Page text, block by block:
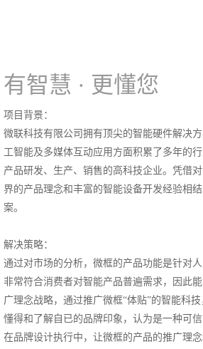
有智慧 · 更懂您
项目背景：
微联科技有限公司拥有顶尖的智能硬件解决
工智能及多媒体互动应用方面积累了多年的
产品研发、生产、销售的高科技企业。凭借
界的产品理念和丰富的智能设备开发经验相结
案。
解决策略：
通过对市场的分析，微框的产品功能是针对
非常符合消费者对智能产品普遍需求，因此
广理念战略，通过推广微框“体贴”的智能科
懂得和了解自已的品牌印象，认为是一种可
在品牌设计执行中，让微框的产品的推广理